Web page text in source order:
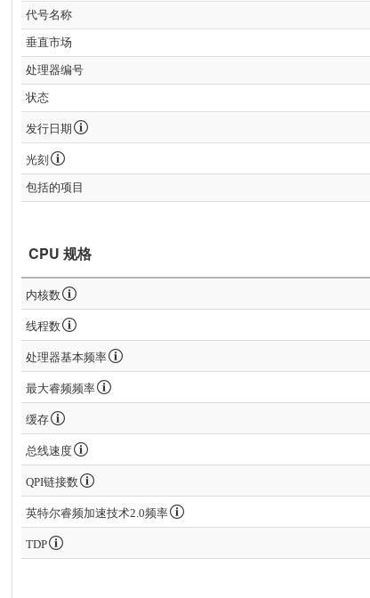
代号名称
垂直市场
处理器编号
状态
发行日期
光刻
包括的项目
CPU 规格
内核数
线程数
处理器基本频率
最大睿频频率
缓存
总线速度
QPI链接数
英特尔睿频加速技术2.0频率
TDP